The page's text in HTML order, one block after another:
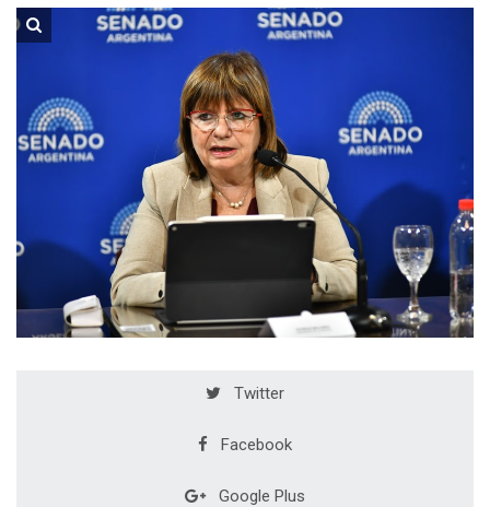
Twitter
Facebook
Google Plus